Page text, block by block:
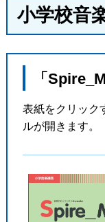
小学校音
「
表紙をクリック
ルが開きます。